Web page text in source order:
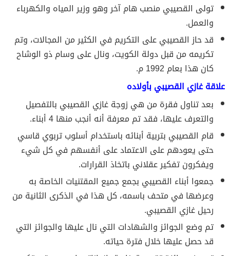
تولى القصيبي منصب هام آخر وهو وزير المياه والكهرباء
والعمل.
قد حاز القصيبي على التكريم في الكثير من المجالات، وتم
تكريمه من قبل دولة الكويت، ونال على وسام ذو الوشاح
كان هذا بعام 1992 م.
علاقة غازي القصيبي بأولاده
بعد تناول فقرة من هي زوجة غازي القصيبي بالتفصيل
والتعرف عليها، فقد تم معرفة أنه أنجب منها 4 أبناء.
قام القصيبي بتربية أبنائه باستخدام أسلوب تربوي قاسي
حتى يعودهم على الاعتماد على أنفسهم في كل شيء
ويفكرون تفكير عقلاني باتخاذ القرارات.
جمعوا أبناء القصيبي بجمع جميع المقتنيات الخاصة به
وعرضها في متحف باسمه، كل هذا في الذكرى الثانية من
رحيل غازي القصيبي.
تم وضع الجوائز والشهادات التي نال عليها والجوائز التي
قد حصل عليها خلال فترة حياته.